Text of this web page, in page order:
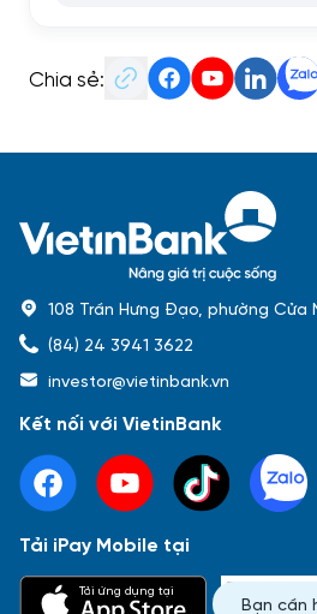
Báo cáo tài chính Thông tin
Chia sẻ:
Bạn cần
108 Trần Hưng Đạo, phường Cửa
(84) 24 3941 3622
investor@vietinbank.vn
Kết nối với VietinBank
Tải iPay Mobile tại
Tải ứng dụng tại